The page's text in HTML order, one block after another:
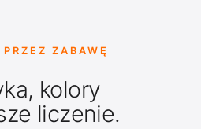
ZABAWĘ
kolory
liczenie.